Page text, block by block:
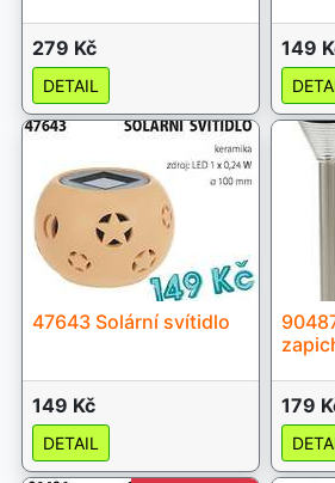
279 Kč
DETAIL
149
47643 Solární svítidlo
149 Kč
DETAIL
179